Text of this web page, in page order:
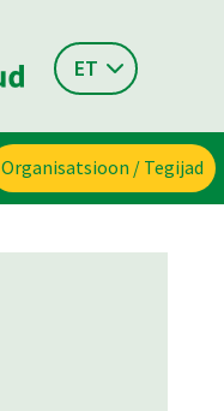
ET
Organisatsioon / Tegijad